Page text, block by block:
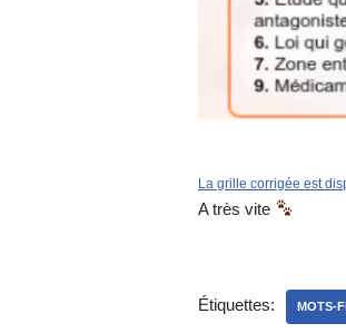
La grille corrigée est
A très vite
Étiquettes: MOTS-